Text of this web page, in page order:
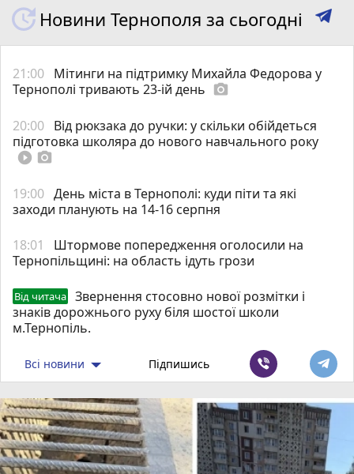
Новини Тернополя за сьогодні
21:00 Мітинги на підтримку Михайла Федорова у
Тернополі тривають 23-ій день photo_camera
20:00 Від рюкзака до ручки: у скільки обійдеться
підготовка школяра до нового навчального року
play_circle_filled photo_camera
19:00 День міста в Тернополі: куди піти та які
заходи планують на 14-16 серпня
18:01
Штормове попередження оголосили на
Тернопільщині: на область ідуть грози
Від читача
Звернення стосовно нової розмітки і
знаків дорожнього руху біля шостої школи
м.Тернопіль.
Всі новини Підпишись